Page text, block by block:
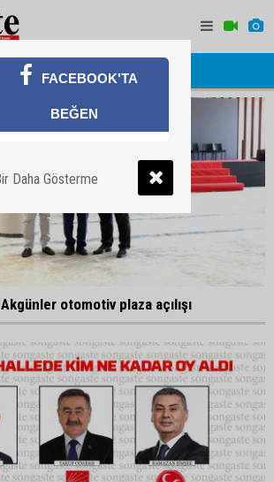
otomotiv plaza açılışı
FACEBOOK'TA
BEĞEN
Daha Gösterme